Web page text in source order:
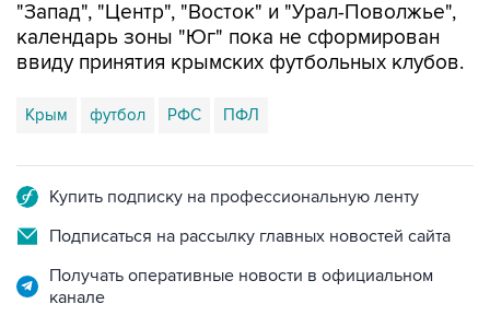
"Запад", "Центр", "Восток" и "Урал-Поволжье",
календарь зоны "Юг" пока не сформирован
ввиду принятия крымских футбольных клубов.
Крым футбол РФС ПФЛ
Купить подписку на профессиональную ленту
Подписаться на рассылку главных новостей сайта
Получать оперативные новости в официальном
канале